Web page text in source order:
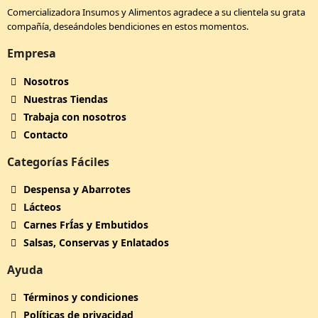
Comercializadora Insumos y Alimentos agradece a su clientela su grata
compañía, deseándoles bendiciones en estos momentos.
Empresa
Nosotros
Nuestras Tiendas
Trabaja con nosotros
Contacto
Categorías Fáciles
Despensa y Abarrotes
Lácteos
Carnes FrÍ­as y Embutidos
Salsas, Conservas y Enlatados
Ayuda
Términos y condiciones
Políticas de privacidad